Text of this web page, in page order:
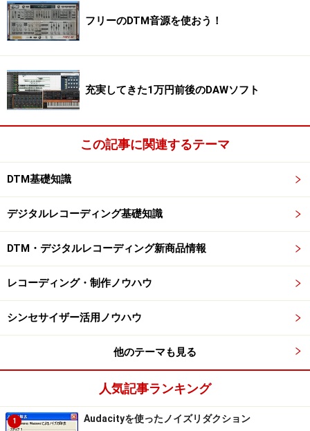
フリーのDTM音源を使おう！
充実してきた1万円前後のDAWソフト
この記事に関連するテーマ
DTM基礎知識
デジタルレコーディング基礎知識
DTM・デジタルレコーディング新商品情報
レコーディング・制作ノウハウ
シンセサイザー活用ノウハウ
他のテーマも見る
人気記事ランキング
1 Audacityを使ったノイズリダクション